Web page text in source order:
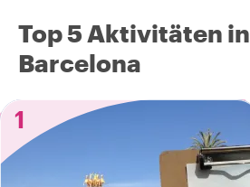
Top 5 Aktivitäten in
Barcelona
1